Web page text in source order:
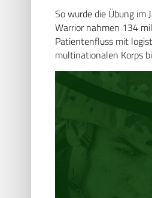
So wurde die Übung
Warrior nahmen 134
Patientenfluss mit
multinationalen Korps